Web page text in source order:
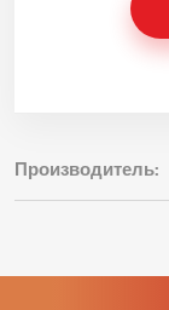
Производитель: